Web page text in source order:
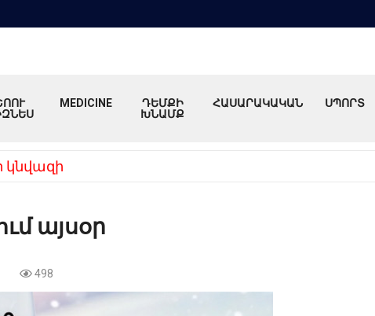
MEDICINE
ԴԵՄՔԻ
ԽՆԱՄՔ
ՀԱՍԱՐԱԿԱԿԱՆ ՍՊՈՐՏ
կնվազի
այսօր
498